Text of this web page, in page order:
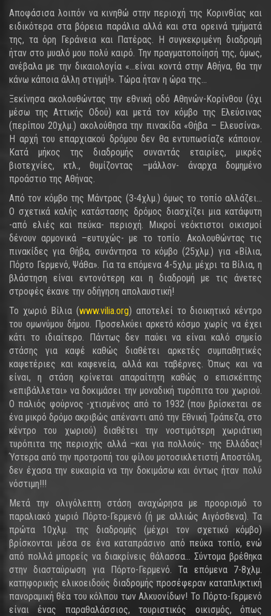
Αποφάσισα λοιπόν να κινηθώ στην περιοχή της Κορινθίας και
ειδικότερα στα βόρεια παράλια αλλά και στα ορεινά τμήματά
της, τα όρη Γεράνεια και Πατέρας. Η συγκεκριμένη διαδρομή
ήταν στο μυαλό μου πολύ καιρό. Την πραγματοποίησή της, όμως,
ανέβαλα με την δικαιολογία «…είναι κοντά στην Αθήνα, θα την
κάνω κάποια άλλη στιγμή!». Τώρα ήταν η ώρα της…
Ξεκίνησα ακολουθώντας την εθνική οδό Αθηνών-Κορίνθου (όχι
μέσω της Αττικής Οδού) και μετά τον κόμβο της Ελεύσινας
(περίπου 20χλμ.) ακολούθησα την πινακίδα «Θήβα – Ελευσίνα».
Η αρχή του επαρχιακού δρόμου δεν θα εντυπωσίαζε κάποιον.
Κατά μήκος της διαδρομής συναντάς εταιρίες, μικρές
βιοτεχνίες, κτλ., θυμίζοντας –μάλλον- άναρχα δομημένο
προάστιο της Αθήνας.
Από τον κόμβο της Μάντρας (3-4χλμ.) όμως το τοπίο αλλάζει…
Ο σχετικά καλής κατάστασης δρόμος διασχίζει μια κατάφυτη
-από ελιές και πεύκα- περιοχή. Μικροί νεόκτιστοι οικισμοί
δένουν αρμονικά –ευτυχώς- με το τοπίο. Ακολουθώντας τις
πινακίδες για Θήβα, συνάντησα το κόμβο (25χλμ.) για «Βίλια,
Πόρτο Γερμενό, Ψάθα». Για τα επόμενα 4-5χλμ. μέχρι τα Βίλια, η
βλάστηση είναι εντονότερη και η διαδρομή με τις άνετες
στροφές έκανε την οδήγηση απολαυστική!
Το χωριό Βίλια (www.vilia.org) αποτελεί το διοικητικό κέντρο
του ομωνύμου δήμου. Προσελκύει αρκετό κόσμο χωρίς να έχει
κάτι το ιδιαίτερο. Πάντως δεν παύει να είναι καλό σημείο
στάσης για καφέ καθώς διαθέτει αρκετές συμπαθητικές
καφετέριες και καφενεία, αλλά και ταβέρνες. Όπως και να
είναι, η στάση κρίνεται απαραίτητη καθώς ο επισκέπτης
«επιβάλλεται» να δοκιμάσει την μοναδική τυρόπιτα του χωριού.
Ο παλιός φούρνος -χτισμένος από το 1932 (που βρίσκεται σε
ένα μικρό δρόμο ακριβώς απέναντι από την Εθνική Τράπεζα, στο
κέντρο του χωριού) διαθέτει την νοστιμότερη χωριάτικη
τυρόπιτα της περιοχής αλλά –και για πολλούς- της Ελλάδας!
Ύστερα από την προτροπή του φίλου μοτοσικλετιστή Αποστόλη,
δεν έχασα την ευκαιρία να την δοκιμάσω και όντως ήταν πολύ
νόστιμη!!!
Μετά την ολιγόλεπτη στάση αναχώρησα με προορισμό το
παραλιακό χωριό Πόρτο-Γερμενό (ή με αλλιώς Αιγόσθενα). Τα
πρώτα 10χλμ. της διαδρομής (μέχρι τον σχετικό κόμβο)
βρίσκονται μέσα σε ένα καταπράσινο από πεύκα τοπίο, ενώ
από πολλά μπορείς να διακρίνεις θάλασσα… Σύντομα βρέθηκα
στην διασταύρωση για Πόρτο-Γερμενό. Τα επόμενα 7-8χλμ.
κατηφορικής ελικοειδούς διαδρομής προσέφεραν καταπληκτική
πανοραμική θέα του κόλπου των Αλκυονίδων! Το Πόρτο-Γερμενό
είναι ένας παραθαλάσσιος, τουριστικός οικισμός, όπως